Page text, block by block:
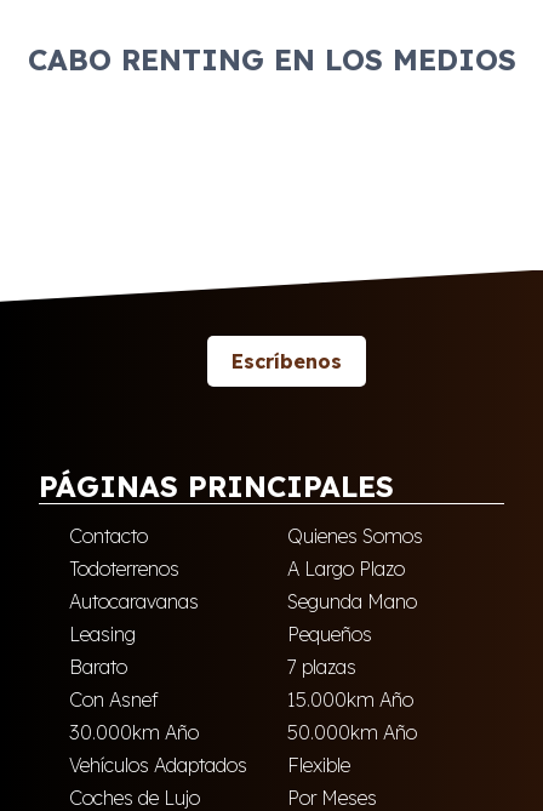
CABO RENTING EN LOS MEDIOS
Escríbenos
PÁGINAS PRINCIPALES
Contacto
Quienes Somos
Todoterrenos
A Largo Plazo
Autocaravanas
Segunda Mano
Leasing
Pequeños
Barato
7 plazas
Con Asnef
15.000km Año
30.000km Año
50.000km Año
Vehículos Adaptados
Flexible
Coches de Lujo
Por Meses